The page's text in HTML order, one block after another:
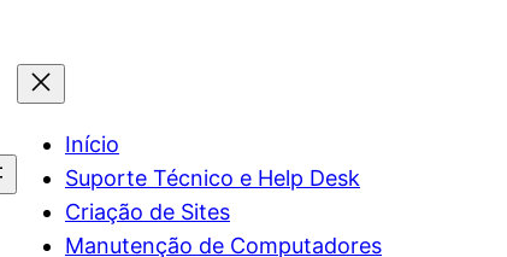
Início
Suporte Técnico e Help Desk
Criação de Sites
Manutenção de Computadores